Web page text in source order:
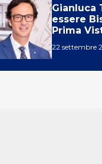
Gianluca
essere
Prima
22 settembre